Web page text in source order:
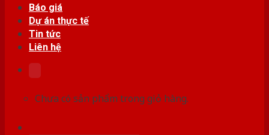
Báo giá
Dự án thực tế
Tin tức
Liên hệ
Chưa có sản phẩm trong giỏ hàng.